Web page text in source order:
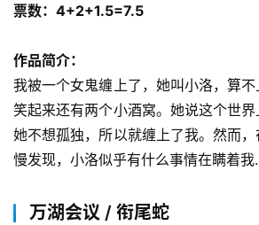
票数：4+2+1.5=7.5
作品简介：
我被一个女鬼缠上了，她叫小洛，算不
笑起来还有两个小酒窝。她说这个世界
她不想孤独，所以就缠上了我。然而
慢发现，小洛似乎有什么事情在瞒着
万湖会议 / 衔尾蛇